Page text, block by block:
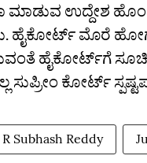
ಮಾಡುವ ಉದ್ದೇಶ
ಹೈಕೋರ್ಟ್ ಮೊರೆ
ಹೈಕೋರ್ಟ್‌ಗೆ
ಕೋರ್ಟ್‌
Subhash Reddy